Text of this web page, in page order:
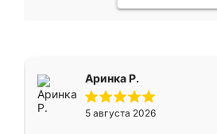
Аринка Р.
5 августа 2026